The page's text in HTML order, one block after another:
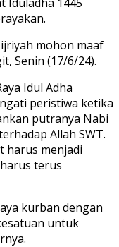
mohon maaf
Senin (17/6/24).
Idul Adha
peristiwa ketika
putranya Nabi
Allah SWT.
harus menjadi
terus
kurban dengan
untuk